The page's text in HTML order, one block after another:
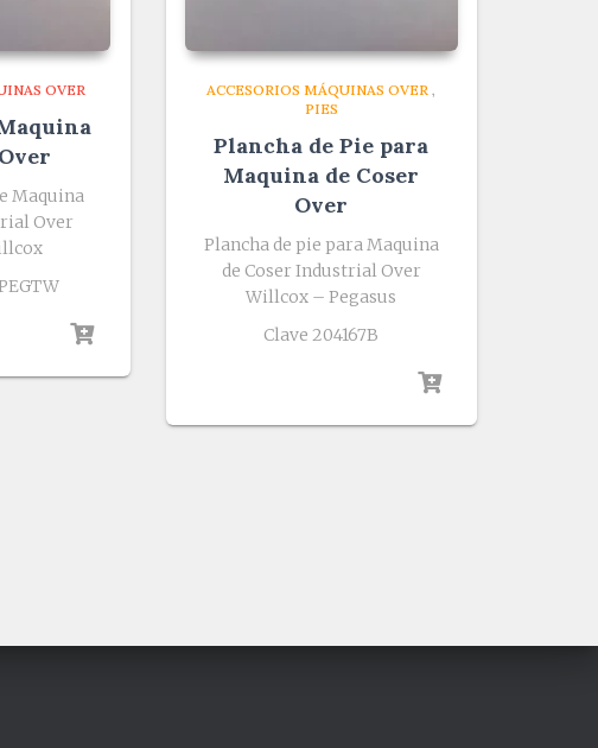
OVER
Maquina
Over
ACCESORIOS MÁQUINAS OVER
PIES
Plancha de Pie para
Maquina de Coser
Over
Plancha de pie para Maquina
de Coser Industrial Over
Willcox – Pegasus
Clave 204167B